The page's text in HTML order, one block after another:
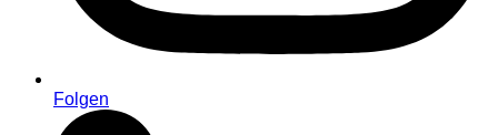
Folgen